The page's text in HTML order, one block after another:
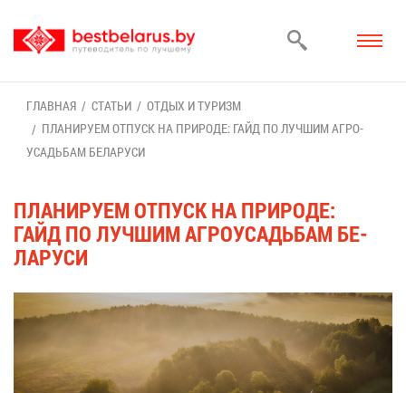
ГЛАВ­НАЯ СТА­ТЬИ
ОТ­ДЫХ И ТУ­РИЗМ
ПЛА­НИ­РУ­ЕМ ОТ­ПУСК НА ПРИ­РО­ДЕ: ГАЙД ПО ЛУЧ­ШИМ АГ­РО­
УСАДЬ­БАМ БЕ­ЛА­РУ­СИ
ПЛА­НИ­РУ­ЕМ ОТ­ПУСК НА ПРИ­РО­ДЕ:
ГАЙД ПО ЛУЧ­ШИМ АГ­РО­УСАДЬ­БАМ БЕ­
ЛА­РУ­СИ